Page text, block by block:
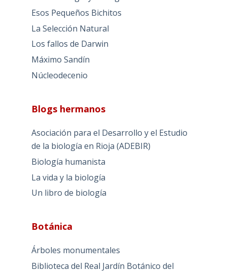
Esos Pequeños Bichitos
La Selección Natural
Los fallos de Darwin
Máximo Sandín
Núcleodecenio
Blogs hermanos
Asociación para el Desarrollo y el Estudio
de la biología en Rioja (ADEBIR)
Biología humanista
La vida y la biología
Un libro de biología
Botánica
Árboles monumentales
Biblioteca del Real Jardín Botánico del